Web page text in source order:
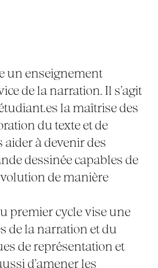
un enseignement
de la narration. Il s’agit
la maîtrise des
du texte et de
aider à devenir des
dessinée capables de
de manière
premier cycle vise une
de la narration et du
de représentation et
d’amener les